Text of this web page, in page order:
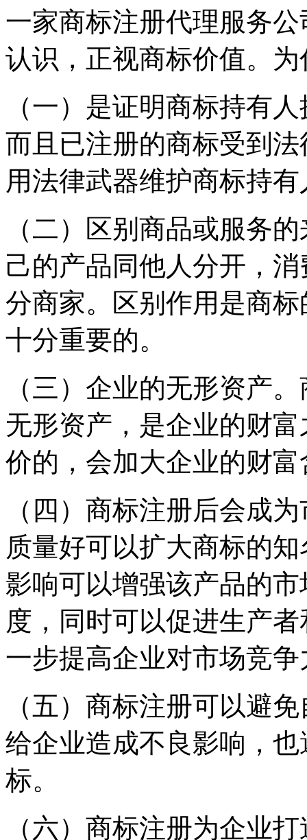
一家商标注册代理服务
认识，正视商标价值。
（一）是证明商标持有
而且已注册的商标受到
用法律武器维护商标持
（二）区别商品或服务
己的产品同他人分开，
分商家。区别作用是商
十分重要的。
（三）企业的无形资产
无形资产，是企业的财
价的，会加大企业的财
（四）商标注册后会成
质量好可以扩大商标的
影响可以增强该产品的
度，同时可以促进生产
一步提高企业对市场竞争
（五）商标注册可以避
给企业造成不良影响，
标。
（六）商标注册为企业